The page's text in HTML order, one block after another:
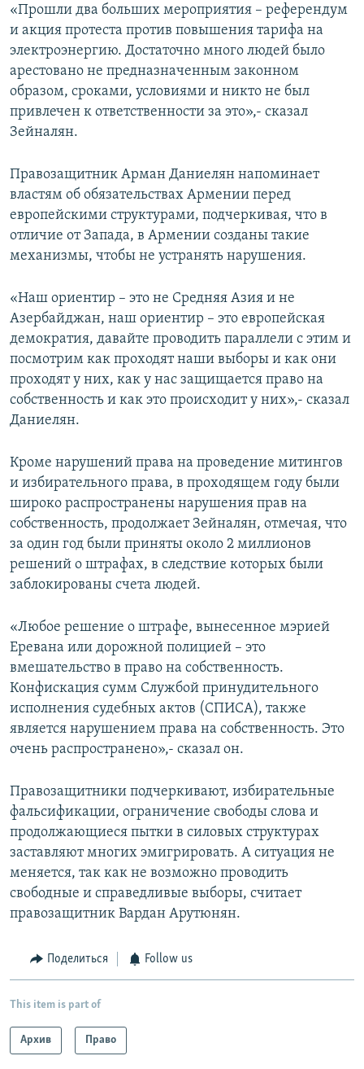
«Прошли два больших мероприятия – референдум
и акция протеста против повышения тарифа на
электроэнергию. Достаточно много людей было
арестовано не предназначенным законном
образом, сроками, условиями и никто не был
привлечен к ответственности за это»,- сказал
Зейналян.
Правозащитник Арман Даниелян напоминает
властям об обязательствах Армении перед
европейскими структурами, подчеркивая, что в
отличие от Запада, в Армении созданы такие
механизмы, чтобы не устранять нарушения.
«Наш ориентир – это не Средняя Азия и не
Азербайджан, наш ориентир – это европейская
демократия, давайте проводить параллели с этим и
посмотрим как проходят наши выборы и как они
проходят у них, как у нас защищается право на
собственность и как это происходит у них»,- сказал
Даниелян.
Кроме нарушений права на проведение митингов
и избирательного права, в проходящем году были
широко распространены нарушения прав на
собственность, продолжает Зейналян, отмечая, что
за один год были приняты около 2 миллионов
решений о штрафах, в следствие которых были
заблокированы счета людей.
«Любое решение о штрафе, вынесенное мэрией
Еревана или дорожной полицией – это
вмешательство в право на собственность.
Конфискация сумм Службой принудительного
исполнения судебных актов (СПИСА), также
является нарушением права на собственность. Это
очень распространено»,- сказал он.
Правозащитники подчеркивают, избирательные
фальсификации, ограничение свободы слова и
продолжающиеся пытки в силовых структурах
заставляют многих эмигрировать. А ситуация не
меняется, так как не возможно проводить
свободные и справедливые выборы, считает
правозащитник Вардан Арутюнян.
Поделиться Follow us
This item is part of
Архив Право